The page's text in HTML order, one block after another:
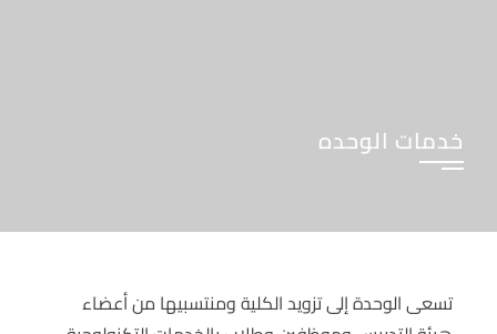
خدمات الوحده
تسعى الوحدة إلى تزويد الكلية ومنتسبيها من أعضاء